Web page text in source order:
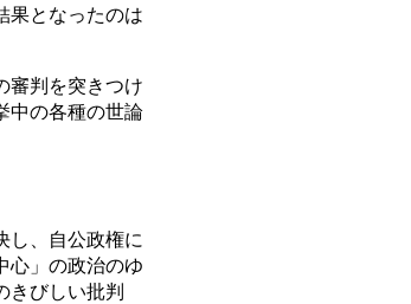
果となったのは
審判を突きつけ
中の各種の世論
し、自公政権に
心」の政治のゆ
きびしい批判